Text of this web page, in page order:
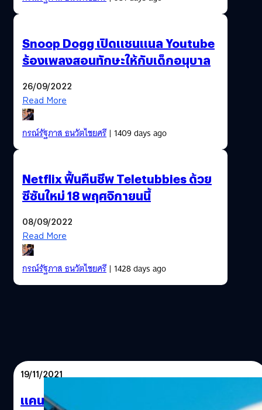
Snoop Dogg เปิดแชนแนล Youtube
ร้องเพลงสอนทักษะให้กับเด็กอนุบาล
26/09/2022
Read More
กรณ์รัฐภาส ธนวัตไชยศรี| 1409 days ago
Netflix ฟื้นคืนชีพ Teletubbies ด้วย
ซีซันใหม่ 18 พฤศจิกายนนี้
08/09/2022
Read More
กรณ์รัฐภาส ธนวัตไชยศรี| 1428 days ago
19/11/2021
แคนาดาอนุมัติให้ฉีดวัคซีนโควิด-19 ของ